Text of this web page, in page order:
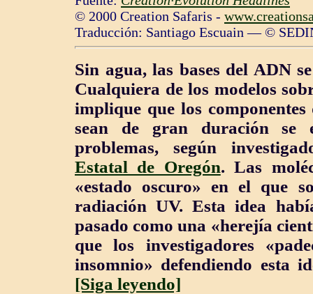
© 2000 Creation Safaris -
Traducción: Santiago Escuain — ©
Sin agua, las bases del ADN
Cualquiera de los modelos
implique que los
sean de gran duración se
problemas, según
Estatal de Oregón. Las
«estado oscuro» en el que
radiación UV. Esta idea
pasado como una «herejía
que los investigadores
insomnio» defendiendo esta
[Siga leyendo]